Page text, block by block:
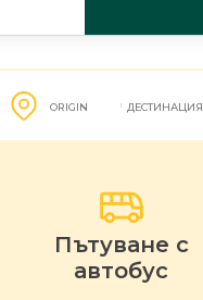
ORIGIN ДЕСТИНАЦИЯ
Пътуване с
автобус